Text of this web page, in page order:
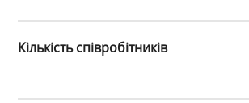
Кількість співробітників